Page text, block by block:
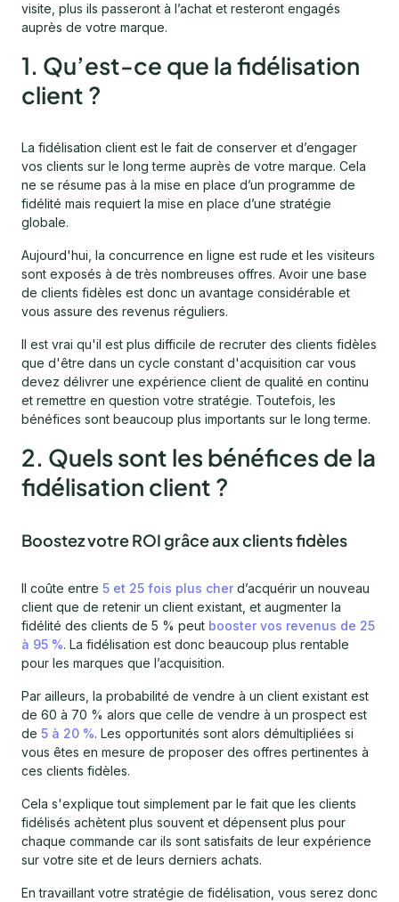
visite, plus ils passeront à l’achat et resteront engagés
auprès de votre marque.
1. Qu’est-ce que la fidélisation
client ?
La fidélisation client est le fait de conserver et d’engager
vos clients sur le long terme auprès de votre marque. Cela
ne se résume pas à la mise en place d’un programme de
fidélité mais requiert la mise en place d’une stratégie
globale.
Aujourd'hui, la concurrence en ligne est rude et les visiteurs
sont exposés à de très nombreuses offres. Avoir une base
de clients fidèles est donc un avantage considérable et
vous assure des revenus réguliers.
Il est vrai qu'il est plus difficile de recruter des clients fidèles
que d'être dans un cycle constant d'acquisition car vous
devez délivrer une expérience client de qualité en continu
et remettre en question votre stratégie. Toutefois, les
bénéfices sont beaucoup plus importants sur le long terme.
2. Quels sont les bénéfices de la
fidélisation client ?
Boostez votre ROI grâce aux clients fidèles
Il coûte entre 5 et 25 fois plus cher d’acquérir un nouveau
client que de retenir un client existant, et augmenter la
fidélité des clients de 5 % peut booster vos revenus de 25
à 95 %. La fidélisation est donc beaucoup plus rentable
pour les marques que l’acquisition.
Par ailleurs, la probabilité de vendre à un client existant est
de 60 à 70 % alors que celle de vendre à un prospect est
de 5 à 20 %. Les opportunités sont alors démultipliées si
vous êtes en mesure de proposer des offres pertinentes à
ces clients fidèles.
Cela s'explique tout simplement par le fait que les clients
fidélisés achètent plus souvent et dépensent plus pour
chaque commande car ils sont satisfaits de leur expérience
sur votre site et de leurs derniers achats.
En travaillant votre stratégie de fidélisation, vous serez donc